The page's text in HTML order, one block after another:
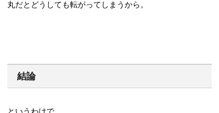
丸だとどうしても転がってしまうから。
結論
というわけで、